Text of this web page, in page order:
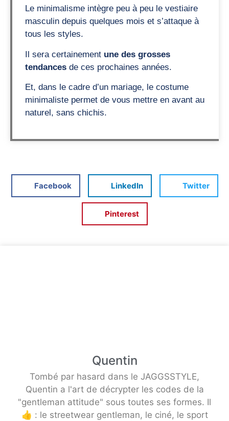
Le minimalisme intègre peu à peu le vestiaire
masculin depuis quelques mois et s’attaque à
tous les styles.
Il sera certainement une des grosses
tendances de ces prochaines années.
Et, dans le cadre d’un mariage, le costume
minimaliste permet de vous mettre en avant au
naturel, sans chichis.
Facebook LinkedIn Twitter
Pinterest
Quentin
Tombé par hasard dans le JAGGSSTYLE,
Quentin a l'art de décrypter les codes de la
"gentleman attitude" sous toutes ses formes. Il
👍 : le streetwear gentleman, le ciné, le sport